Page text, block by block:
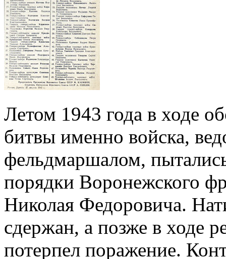
Летом 1943 года в ходе
битвы именно войска,
фельдмаршалом,
порядки Воронежского
Николая Федоровича.
сдержан, а позже в ходе
потерпел поражение.